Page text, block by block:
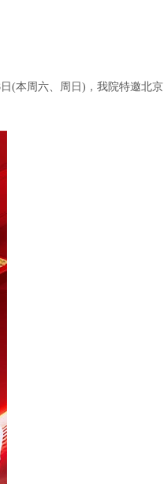
(本周六、周日)，我院特邀北京